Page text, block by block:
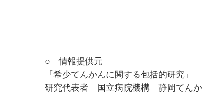
○ 情報提供元
「希少てんかんに関する包括的研究」
研究代表者 国立病院機構 静岡てん